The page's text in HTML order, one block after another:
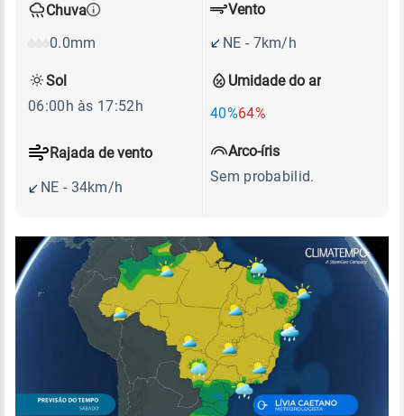
Chuva
0.0mm
Umidade do ar
40%64%
Vento
NE - 7km/h
Rajada de vento
NE - 34km/h
Sol
06:00h às 17:52h
Arco-íris
Sem probabilid.